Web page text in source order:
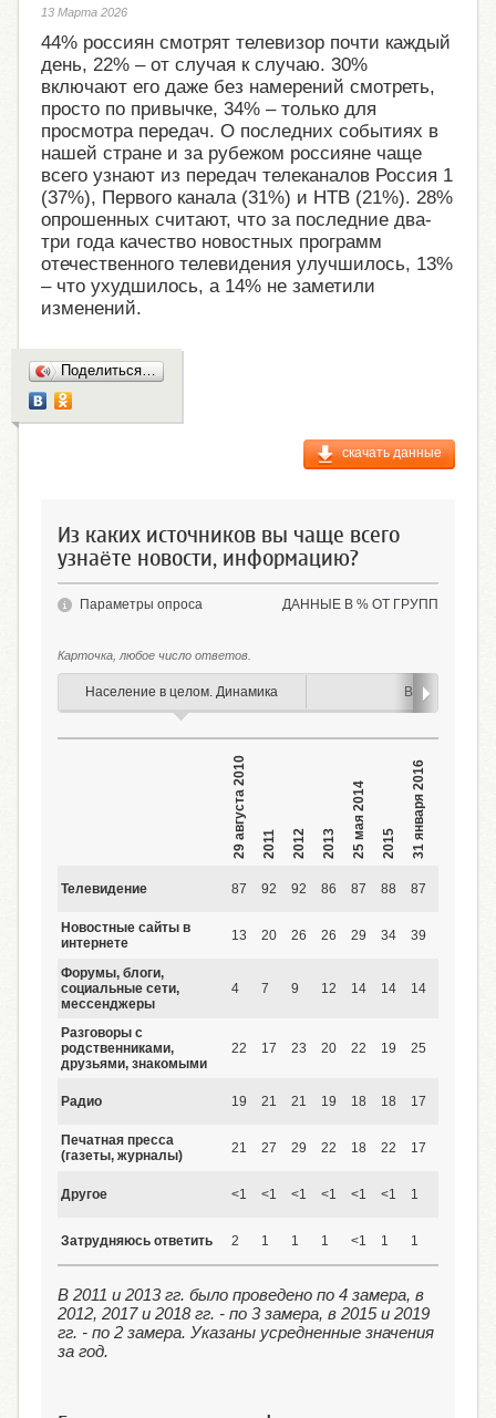
13 Марта 2026
44% россиян смотрят телевизор почти каждый
день, 22% – от случая к случаю. 30%
включают его даже без намерений смотреть,
просто по привычке, 34% – только для
просмотра передач. О последних событиях в
нашей стране и за рубежом россияне чаще
всего узнают из передач телеканалов Россия 1
(37%), Первого канала (31%) и НТВ (21%). 28%
опрошенных считают, что за последние два-
три года качество новостных программ
отечественного телевидения улучшилось, 13%
– что ухудшилось, а 14% не заметили
изменений.
скачать данные
Из каких источников вы чаще всего
узнаёте новости, информацию?
ДАННЫЕ В % ОТ ГРУПП
Параметры опроса
Карточка, любое число ответов.
Население в целом. Динамика Возраст
29 августа 2010 2011 2012 2013 25 мая 2014 2015 31 января 2016
Телевидение 87 92 92 86 87 88 87
Новостные сайты в
интернете
13 20 26 26 29 34 39
Форумы, блоги,
социальные сети,
мессенджеры
4 7 9 12 14 14 14
Разговоры с
родственниками,
друзьями, знакомыми
22 17 23 20 22 19 25
Радио 19 21 21 19 18 18 17
Печатная пресса
(газеты, журналы)
21 27 29 22 18 22 17
Другое <1 <1 <1 <1 <1 <1 1
Затрудняюсь ответить 2 1 1 1 <1 1 1
В 2011 и 2013 гг. было проведено по 4 замера, в
2012, 2017 и 2018 гг. - по 3 замера, в 2015 и 2019
гг. - по 2 замера. Указаны усредненные значения
за год.
Поделиться…